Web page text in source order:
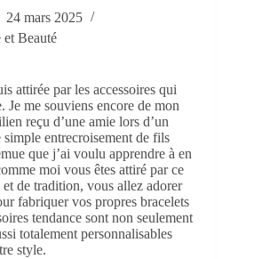
24 mars 2025
Beauté
attirée par les accessoires qui
Je me souviens encore de mon
reçu d’une amie lors d’un
entrecroisement de fils
que j’ai voulu apprendre à en
moi vous êtes attiré par ce
de tradition, vous allez adorer
fabriquer vos propres bracelets
tendance sont non seulement
totalement personnalisables
style.